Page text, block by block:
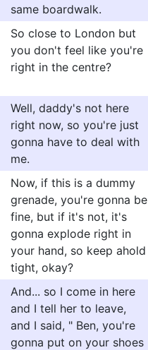
same boardwalk.
So close to London but
you don't feel like you're
right in the centre?
Well, daddy's not here
right now, so you're just
gonna have to deal with
me.
Now, if this is a dummy
grenade, you're gonna be
fine, but if it's not, it's
gonna explode right in
your hand, so keep ahold
tight, okay?
And... so I come in here
and I tell her to leave,
and I said, " Ben, you're
gonna put on your shoes